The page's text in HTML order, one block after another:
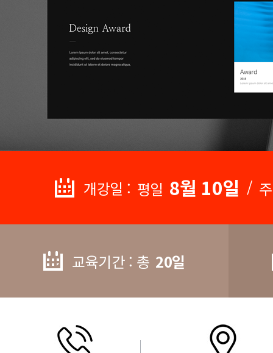
개강일 : 평일 8월 10일 /
교육기간 : 총 20일